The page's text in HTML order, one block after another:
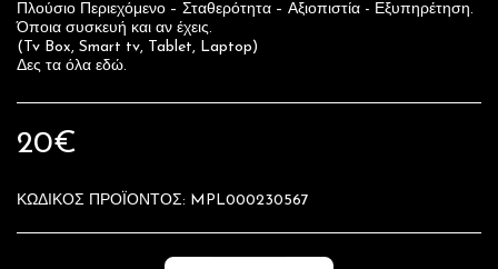
Πλούσιο Περιεχόμενο – Σταθερότητα – Αξιοπιστία - Εξυπηρέτηση.
Όποια συσκευή και αν έχεις.
(Tv Box, Smart tv, Tablet, Laptop)
Δες τα όλα εδώ.
20€
ΚΩΔΙΚΟΣ ΠΡΟΪΟΝΤΟΣ: MPL000230567